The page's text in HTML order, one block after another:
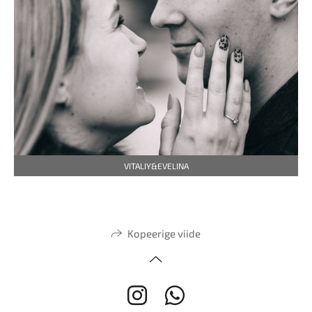
VITALIY&EVELINA
Kopeerige viide